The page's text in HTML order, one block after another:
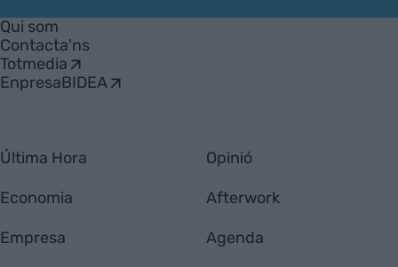
Empresa
Qui som
Contacta'ns
Totmedia
EnpresaBIDEA
Última Hora
Economia
Empresa
Opinió
Afterwork
Agenda